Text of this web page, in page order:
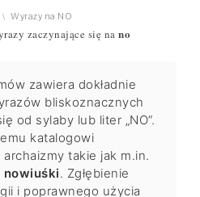
\ Wyrazy na NO
zaczynające się na no
zawiera dokładnie
bliskoznacznych
od sylaby lub liter „NO”.
katalogowi
archaizmy takie jak m.in.
. Zgłębienie
i poprawnego użycia